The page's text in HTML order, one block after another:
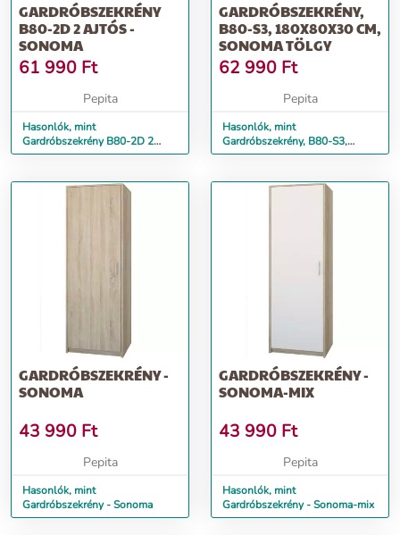
GARDRÓBSZEKRÉNY
B80-2D 2 AJTÓS -
SONOMA
61 990 Ft
Pepita
Hasonlók, mint
Gardróbszekrény B80-2D 2
ajtós - sonoma
GARDRÓBSZEKRÉNY,
B80-S3, 180X80X30 CM,
SONOMA TÖLGY
62 990 Ft
Pepita
Hasonlók, mint
Gardróbszekrény, B80-S3,
180x80x30 cm, sonoma tölgy
GARDRÓBSZEKRÉNY -
SONOMA
43 990 Ft
Pepita
Hasonlók, mint
Gardróbszekrény - Sonoma
GARDRÓBSZEKRÉNY -
SONOMA-MIX
43 990 Ft
Pepita
Hasonlók, mint
Gardróbszekrény - Sonoma-mix